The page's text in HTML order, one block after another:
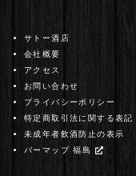
サトー酒店
会社概要
アクセス
お問い合わせ
プライバシーポリシー
特定商取引法に関する表記
未成年者飲酒防止の表示
バーマップ 福島